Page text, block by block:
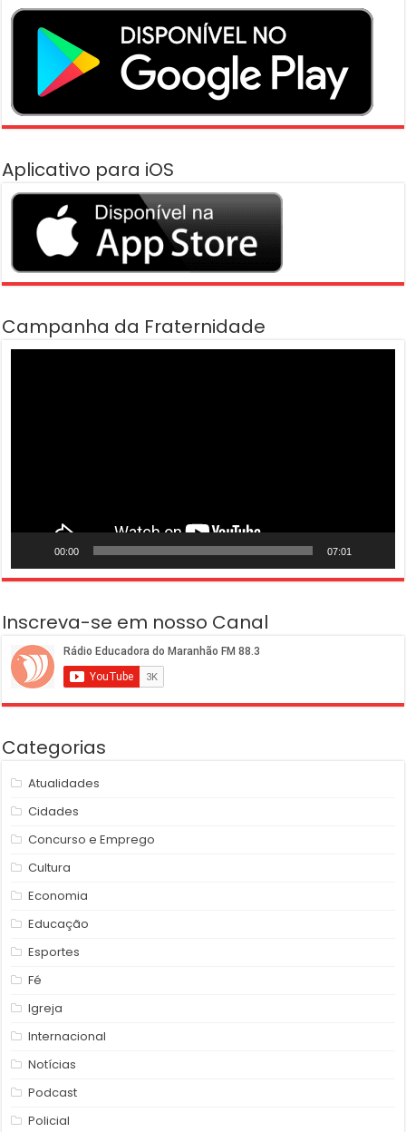
Aplicativo para iOS
Campanha da Fraternidade
00:00 07:01
Inscreva-se em nosso Canal
Categorias
Atualidades
Cidades
Concurso e Emprego
Cultura
Economia
Educação
Esportes
Fé
Igreja
Internacional
Notícias
Podcast
Policial